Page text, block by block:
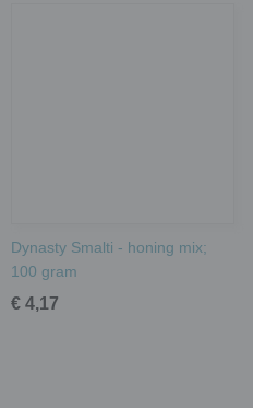
Dynasty Smalti - honing mix;
100 gram
€ 4,17